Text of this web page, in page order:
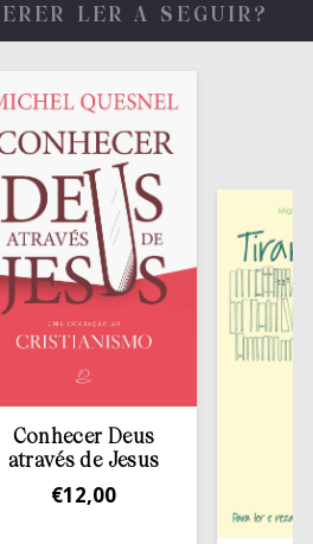
LER A SEGUIR?
Deus
de Jesus
12,00